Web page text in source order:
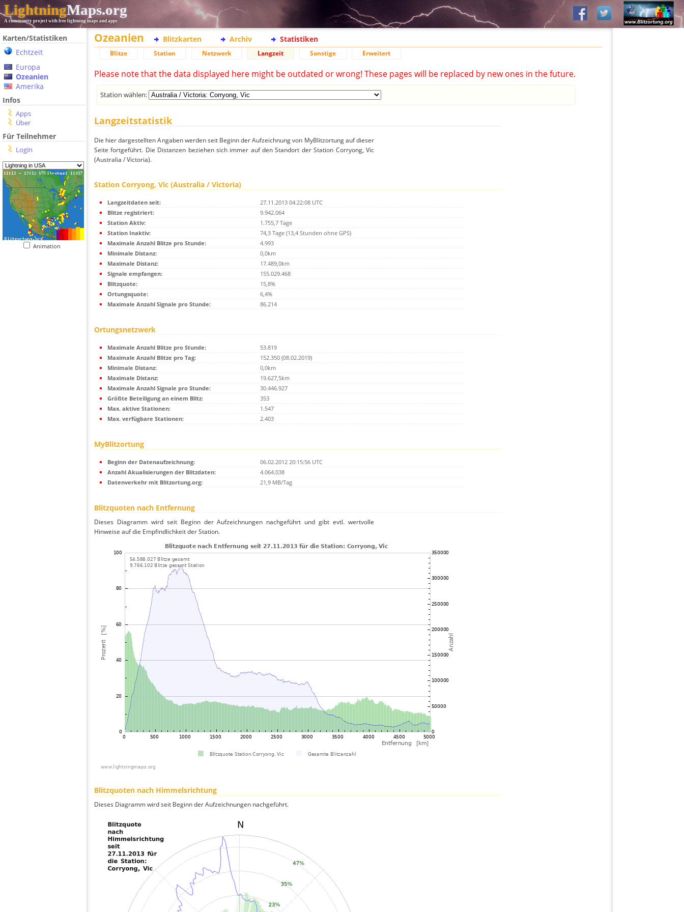
LightningMaps.org
A community project with free lightning maps and apps
Karten/Statistiken
Echtzeit
Europa
Ozeanien
Amerika
Infos
Apps
Über
Für Teilnehmer
Login
Animation
Ozeanien Blitzkarten Archiv Statistiken
Blitze Station Netzwerk Langzeit Sonstige Erweitert
Please note that the data displayed here might be outdated or wrong! These pages will be replaced by new ones in the future.
Station wählen:
Langzeitstatistik
Die hier dargestellten Angaben werden seit Beginn der Aufzeichnung von MyBlitzortung auf dieser
Seite fortgeführt. Die Distanzen beziehen sich immer auf den Standort der Station Corryong, Vic
(Australia / Victoria).
Station Corryong, Vic (Australia / Victoria)
Langzeitdaten seit:
27.11.2013 04:22:08 UTC
Blitze registriert:
9.942.064
Station Aktiv:
1.755,7 Tage
Station Inaktiv:
74,3 Tage (13,4 Stunden ohne GPS)
Maximale Anzahl Blitze pro Stunde:
4.993
Minimale Distanz:
0,0km
Maximale Distanz:
17.489,0km
Signale empfangen:
155.029.468
Blitzquote:
15,8%
Ortungsquote:
6,4%
Maximale Anzahl Signale pro Stunde:
86.214
Ortungsnetzwerk
Maximale Anzahl Blitze pro Stunde:
53.819
Maximale Anzahl Blitze pro Tag:
152.350 (08.02.2019)
Minimale Distanz:
0,0km
Maximale Distanz:
19.627,5km
Maximale Anzahl Signale pro Stunde:
30.446.927
Größte Beteiligung an einem Blitz:
353
Max. aktive Stationen:
1.547
Max. verfügbare Stationen:
2.403
MyBlitzortung
Beginn der Datenaufzeichnung:
06.02.2012 20:15:56 UTC
Anzahl Akualisierungen der Blitzdaten:
4.064.038
Datenverkehr mit Blitzortung.org:
21,9 MB/Tag
Blitzquoten nach Entfernung
Dieses Diagramm wird seit Beginn der Aufzeichnungen nachgeführt und gibt evtl. wertvolle
Hinweise auf die Empfindlichkeit der Station.
Blitzquoten nach Himmelsrichtung
Dieses Diagramm wird seit Beginn der Aufzeichnungen nachgeführt.